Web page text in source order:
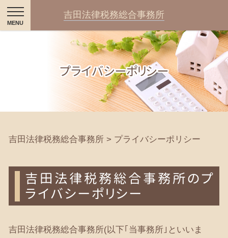
プライバシーポリシー
吉田法律税務総合事務所
吉田法律税務総合事務所 > プライバシーポリシー
吉田法律税務総合事務所のプ
ライバシーポリシー
吉田法律税務総合事務所(以下｢当事務所｣といいま